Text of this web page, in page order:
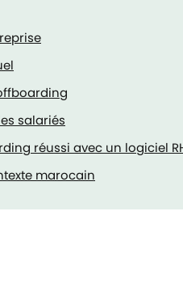
salariés
réussi avec un logiciel
marocain